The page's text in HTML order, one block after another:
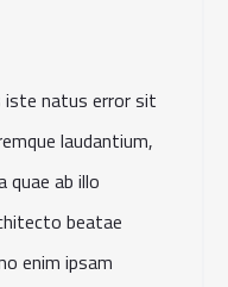
iste natus error sit
laudantium,
quae ab illo
beatae
enim ipsam